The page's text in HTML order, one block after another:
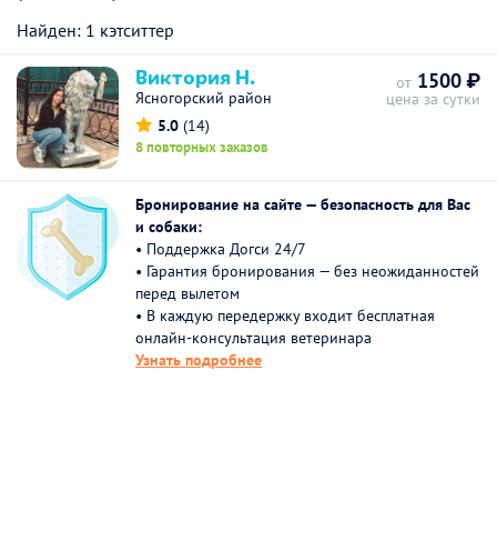
Найден: 1 кэтситтер
Виктория Н.
Ясногорский район
5.0 (14)
8 повторных заказов
от 1500 ₽
цена за сутки
Бронирование на сайте — безопасность для Вас
и собаки:
• Поддержка Догси 24/7
• Гарантия бронирования — без неожиданностей
перед вылетом
• В каждую передержку входит бесплатная
онлайн-консультация ветеринара
Узнать подробнее